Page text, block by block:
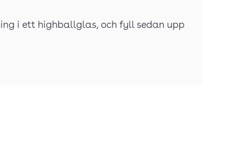
i ett highballglas, och fyll sedan upp